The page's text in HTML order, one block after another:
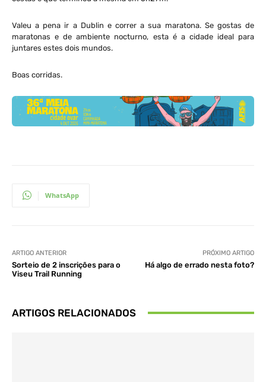
Valeu a pena ir a Dublin e correr a sua maratona. Se gostas de
maratonas e de ambiente nocturno, esta é a cidade ideal para
juntares estes dois mundos.
Boas corridas.
WhatsApp
ARTIGO ANTERIOR
Sorteio de 2 inscrições para o
Viseu Trail Running
PRÓXIMO ARTIGO
Há algo de errado nesta foto?
ARTIGOS RELACIONADOS